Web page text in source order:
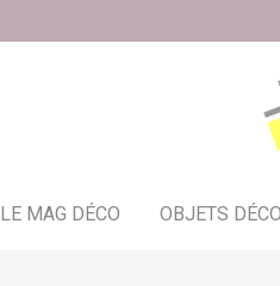
LE MAG DÉCO OBJETS DÉCO